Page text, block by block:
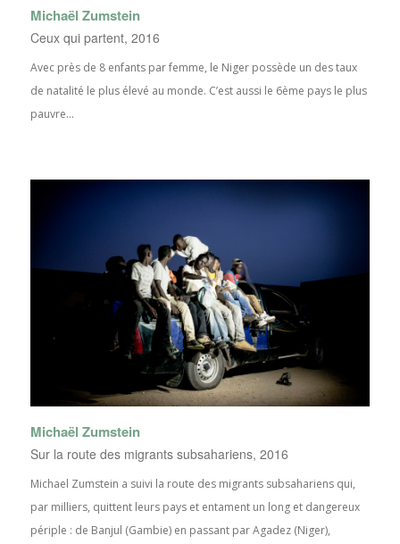
Michaël Zumstein
Ceux qui partent, 2016
Avec près de 8 enfants par femme, le Niger possède un des taux
de natalité le plus élevé au monde. C’est aussi le 6ème pays le plus
pauvre...
Michaël Zumstein
Sur la route des migrants subsahariens, 2016
Michael Zumstein a suivi la route des migrants subsahariens qui,
par milliers, quittent leurs pays et entament un long et dangereux
périple : de Banjul (Gambie) en passant par Agadez (Niger),